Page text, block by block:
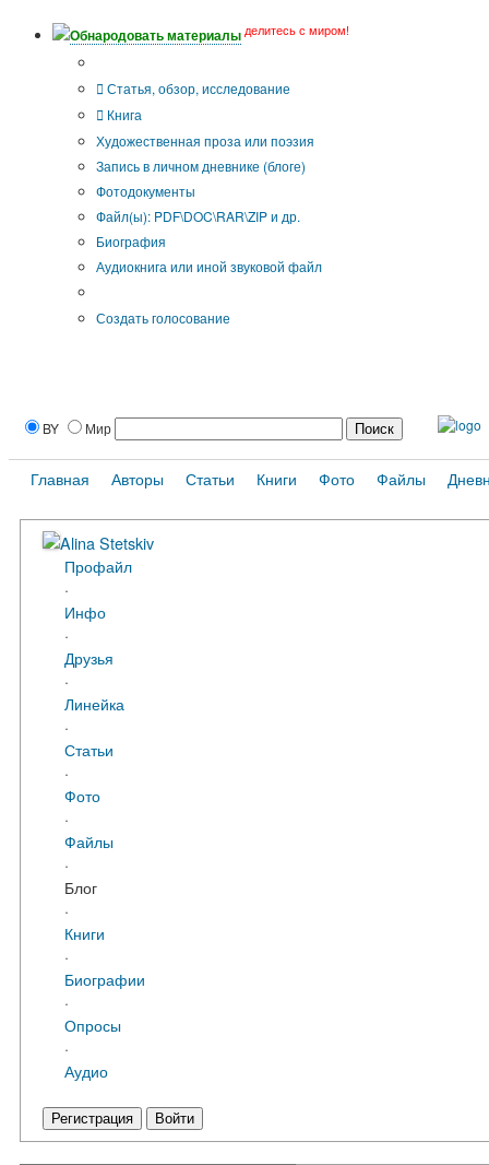
Обнародовать материалы делитесь с миром!
Статья, обзор, исследование
Книга
Художественная проза или поэзия
Запись в личном дневнике (блоге)
Фотодокументы
Файл(ы): PDF\DOC\RAR\ZIP и др.
Биография
Аудиокнига или иной звуковой файл
Создать голосование
BY Мир
Главная Авторы Статьи Книги Фото Файлы
Alina Stetskiv
Профайл
·
Инфо
·
Друзья
·
Линейка
·
Статьи
·
Фото
·
Файлы
·
Блог
·
Книги
·
Биографии
·
Опросы
·
Аудио
Регистрация Войти